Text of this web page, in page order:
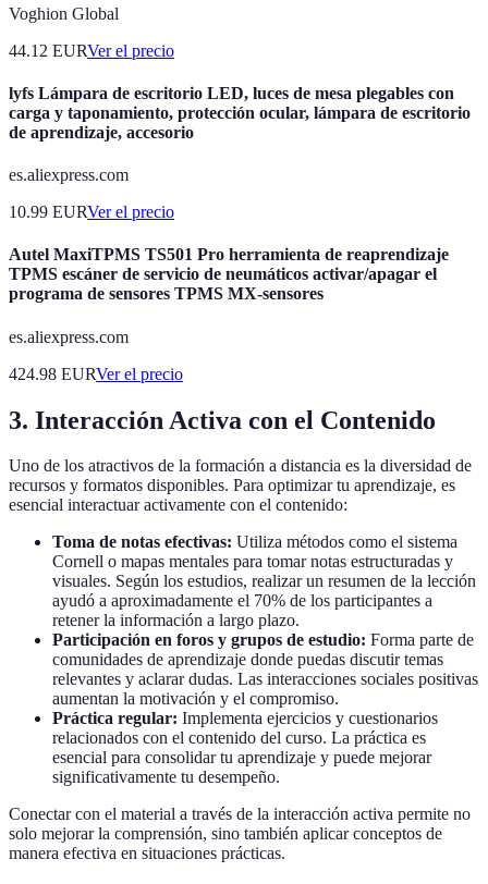
Voghion Global
44.12 EURVer el precio
lyfs Lámpara de escritorio LED, luces de mesa plegables con
carga y taponamiento, protección ocular, lámpara de escritorio
de aprendizaje, accesorio
es.aliexpress.com
10.99 EURVer el precio
Autel MaxiTPMS TS501 Pro herramienta de reaprendizaje
TPMS escáner de servicio de neumáticos activar/apagar el
programa de sensores TPMS MX-sensores
es.aliexpress.com
424.98 EURVer el precio
3. Interacción Activa con el Contenido
Uno de los atractivos de la formación a distancia es la diversidad de
recursos y formatos disponibles. Para optimizar tu aprendizaje, es
esencial interactuar activamente con el contenido:
Toma de notas efectivas: Utiliza métodos como el sistema
Cornell o mapas mentales para tomar notas estructuradas y
visuales. Según los estudios, realizar un resumen de la lección
ayudó a aproximadamente el 70% de los participantes a
retener la información a largo plazo.
Participación en foros y grupos de estudio: Forma parte de
comunidades de aprendizaje donde puedas discutir temas
relevantes y aclarar dudas. Las interacciones sociales positivas
aumentan la motivación y el compromiso.
Práctica regular: Implementa ejercicios y cuestionarios
relacionados con el contenido del curso. La práctica es
esencial para consolidar tu aprendizaje y puede mejorar
significativamente tu desempeño.
Conectar con el material a través de la interacción activa permite no
solo mejorar la comprensión, sino también aplicar conceptos de
manera efectiva en situaciones prácticas.